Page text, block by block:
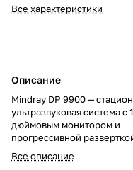
Все характеристики
Описание
Mindray DP 9900 —
ультразвуковая система с
дюймовым монитором и
прогрессивной
Аппарат использует
динамической апертуры
Все описание